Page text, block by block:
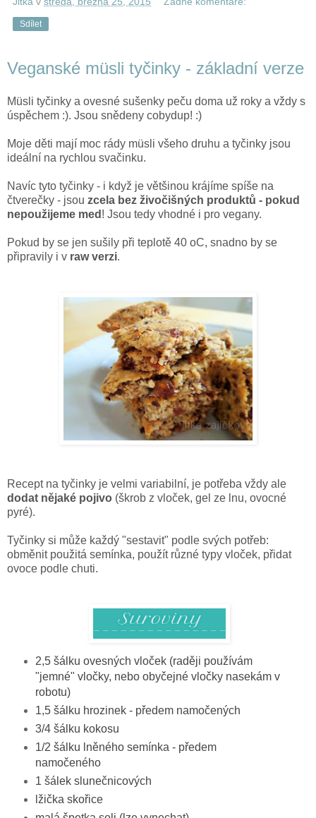
Sdílet
Veganské müsli tyčinky - základní verze
Müsli tyčinky a ovesné sušenky peču doma už roky a vždy s
úspěchem :). Jsou snědeny cobydup! :)
Moje děti mají moc rády müsli všeho druhu a tyčinky jsou
ideální na rychlou svačinku.
Navíc tyto tyčinky - i když je většinou krájíme spíše na
čtverečky - jsou zcela bez živočišných produktů - pokud
nepoužijeme med ! Jsou tedy vhodné i pro vegany.
Pokud by se jen sušily při teplotě 40 oC, snadno by se
připravily i v raw verzi.
Recept na tyčinky je velmi variabilní, je potřeba vždy ale
dodat nějaké pojivo (škrob z vloček, gel ze lnu, ovocné
pyré).
Tyčinky si může každý "sestavit" podle svých potřeb:
obměnit použitá semínka, použít různé typy vloček, přidat
ovoce podle chuti.
2,5 šálku ovesných vloček (raději používám
"jemné" vločky, nebo obyčejné vločky nasekám v
robotu)
1,5 šálku hrozinek - předem namočených
3/4 šálku kokosu
1/2 šálku lněného semínka - předem
namočeného
1 šálek slunečnicových
lžička skořice